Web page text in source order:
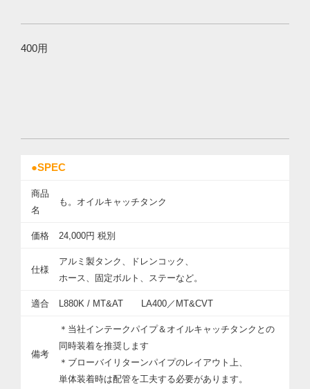
400用
●SPEC
商品
名
も。オイルキャッチタンク
価格 24,000円 税別
仕様
アルミ製タンク、ドレンコック、
ホース、固定ボルト、ステーなど。
適合 L880K / MT&AT LA400／MT&CVT
備考
＊当社インテークパイプ＆オイルキャッチタンクとの
同時装着を推奨します
＊ブローバイリターンパイプのレイアウト上、
単体装着時は配管を工夫する必要があります。